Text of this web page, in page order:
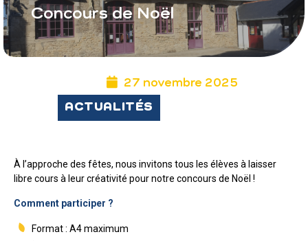
Concours de Noël
ACTUALITÉS
27 novembre 2025
À l’approche des fêtes, nous invitons tous les élèves à laisser
libre cours à leur créativité pour notre concours de Noël !
Comment participer ?
Format : A4 maximum